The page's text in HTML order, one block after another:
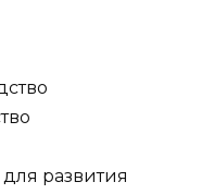
развития